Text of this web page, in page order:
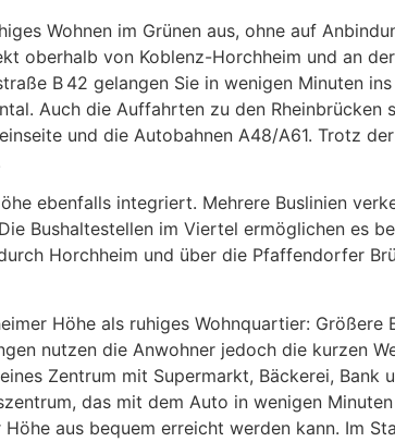
Wohnen im Grünen aus, ohne auf
oberhalb von Koblenz-Horchheim und an
B 42 gelangen Sie in wenigen Minuten
Auch die Auffahrten zu den
und die Autobahnen A48/A61. Trotz
ebenfalls integriert. Mehrere Buslinien
Bushaltestellen im Viertel ermöglichen es
Horchheim und über die Pfaffendorfer
Höhe als ruhiges Wohnquartier: Größere
nutzen die Anwohner jedoch die kurzen
Zentrum mit Supermarkt, Bäckerei, Bank
das mit dem Auto in wenigen
aus bequem erreicht werden kann. Im